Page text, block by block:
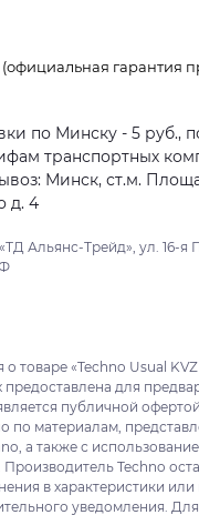
(официальная гарантия
по Минску - 5 руб.,
транспортных
Минск, ст.м.
д. 4
Альянс-Трейд», ул. 16-я
товаре «Techno Usual KVZ
предоставлена для
публичной
по материалам,
а также с
Производитель Techno
в характеристики
уведомления.